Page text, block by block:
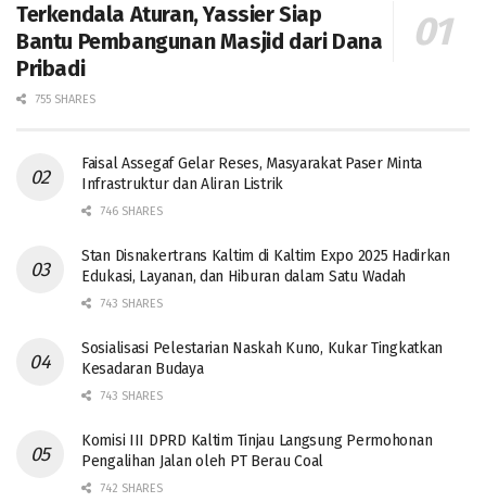
Terkendala Aturan, Yassier Siap
Bantu Pembangunan Masjid dari Dana
Pribadi
755 SHARES
Faisal Assegaf Gelar Reses, Masyarakat Paser Minta
Infrastruktur dan Aliran Listrik
746 SHARES
Stan Disnakertrans Kaltim di Kaltim Expo 2025 Hadirkan
Edukasi, Layanan, dan Hiburan dalam Satu Wadah
743 SHARES
Sosialisasi Pelestarian Naskah Kuno, Kukar Tingkatkan
Kesadaran Budaya
743 SHARES
Komisi III DPRD Kaltim Tinjau Langsung Permohonan
Pengalihan Jalan oleh PT Berau Coal
742 SHARES